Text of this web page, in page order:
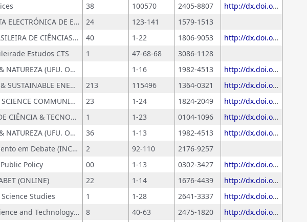
38 100570 2405-8807
http://dx.doi.org/10.1016/j.cliser.2025.100570
REEC. REVISTA ELECTRÓNICA DE ENSEÑANZA DE LAS CIENCIAS 24 123-141
1579-1513
REVISTA BRASILEIRA DE CIÊNCIAS SOCIAIS (ONLINE) 40 1-22 1806-9053
http://dx.doi.org/10.1590/40003/2025
Estudos CTS 1 47-68-68
3086-1128
SOCIEDADE & NATUREZA (UFU. ONLINE) 1-16 1982-4513
http://dx.doi.org/10.14393/SN-v37-2025-73148x
RENEWABLE & SUSTAINABLE ENERGY REVIEWS 213 115496 1364-0321
http://dx.doi.org/10.1016/j.rser.2025.115496
JOURNAL OF SCIENCE COMMUNICATION 23 1-24 1824-2049
http://dx.doi.org/10.22323/2.23060201
CADERNOS DE CIÊNCIA & TECNOLOGIA 1 1-23 0104-1096
http://dx.doi.org/10.35977/0104-1096.cct2024.v41.27359
SOCIEDADE & NATUREZA (UFU. ONLINE) 36 1-13 1982-4513
http://dx.doi.org/10.14393/SN-v36-2024-69754
Desenvolvimento em Debate (INCT/PPED) 2 92-110
2176-9257
Policy 00 1-13 0302-3427
http://dx.doi.org/10.1093/scipol/scae052
(ONLINE) 22 1-14 1676-4439
http://dx.doi.org/10.61999/abet.1676-4439.2023v22n2.62621
Studies 1 1-28 2641-3337
http://dx.doi.org/10.1162/qss_a_00345
Annals of Science and Technology Policy 8 40-63 2475-1820
http://dx.doi.org/10.1561/110.00000028-4